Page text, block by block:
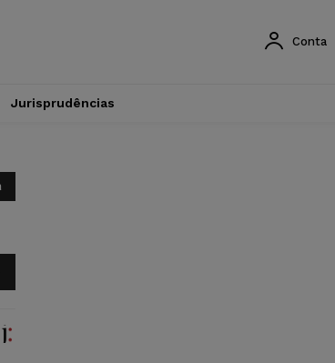
Conta
Jurisprudências